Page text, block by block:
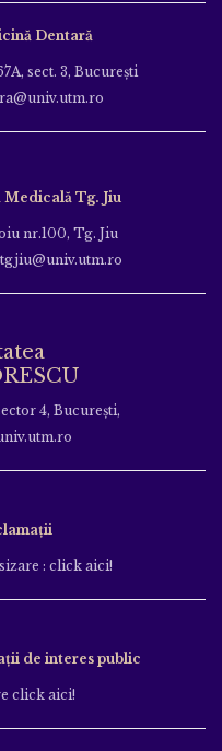
Dentară
sect. 3, Bucureşti
Tg. Jiu
nr.100, Tg. Jiu
4, București,
: click aici!
de interes public
click aici!